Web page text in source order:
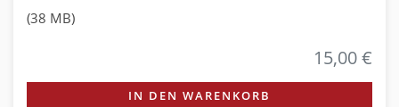
(38 MB)
15,00 €
IN DEN WARENKORB